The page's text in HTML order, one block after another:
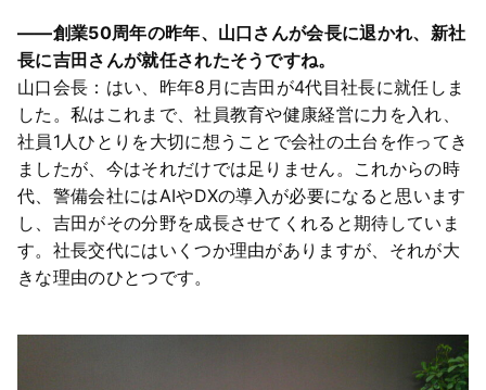
――創業50周年の昨年、山口さんが会長に退かれ、新社
長に吉田さんが就任されたそうですね。
山口会長：はい、昨年8月に吉田が4代目社長に就任しま
した。私はこれまで、社員教育や健康経営に力を入れ、
社員1人ひとりを大切に想うことで会社の土台を作ってき
ましたが、今はそれだけでは足りません。これからの時
代、警備会社にはAIやDXの導入が必要になると思います
し、吉田がその分野を成長させてくれると期待していま
す。社長交代にはいくつか理由がありますが、それが大
きな理由のひとつです。